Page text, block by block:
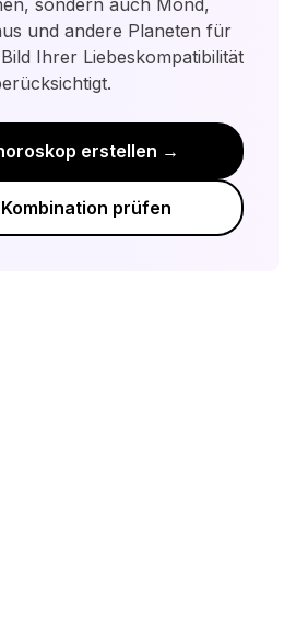
und der
sondern auch Mond,
und andere Planeten für
Ihrer Liebeskompatibilität
erstellen →
prüfen